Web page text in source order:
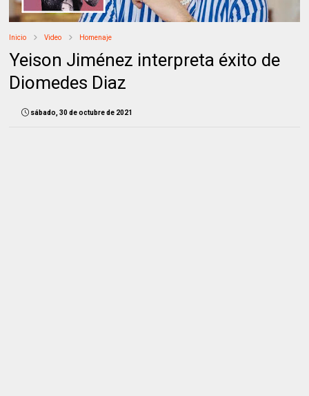
Inicio Video Homenaje
Yeison Jiménez interpreta éxito de
Diomedes Diaz
sábado, 30 de octubre de 2021